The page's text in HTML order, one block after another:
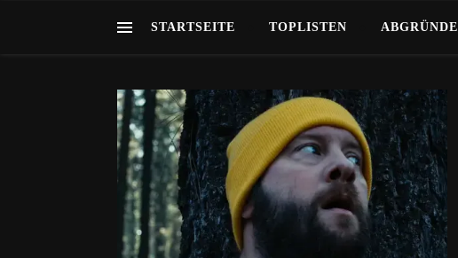
STARTSEITE TOPLISTEN ABGRÜNDE